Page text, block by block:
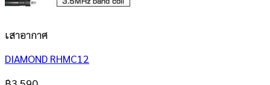
เสาอากาศ
DIAMOND RHMC12